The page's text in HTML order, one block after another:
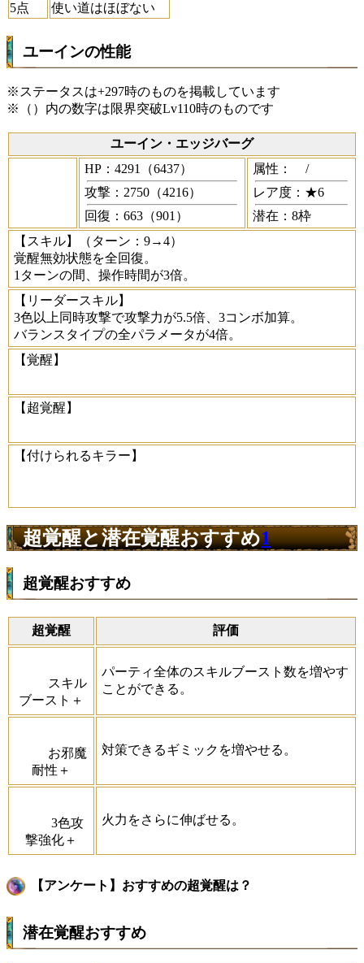
5点
使い道はほぼない
ユーインの性能
※ステータスは+297時のものを掲載しています
※（）内の数字は限界突破Lv110時のものです
ユーイン・エッジバーグ
HP：4291（6437）
攻撃：2750（4216）
回復：663（901）
属性：
/
レア度：★6
潜在：8枠
【スキル】
（ターン：9→4）
覚醒無効状態を全回復。
1ターンの間、操作時間が3倍。
【リーダースキル】
3色以上同時攻撃で攻撃力が5.5倍、3コンボ加算。
バランスタイプの全パラメータが4倍。
【覚醒】
【超覚醒】
【付けられるキラー】
超覚醒と潜在覚醒おすすめ1
超覚醒おすすめ
超覚醒 評価
スキル
ブースト＋
パーティ全体のスキルブースト数を増やす
ことができる。
お邪魔
耐性＋
対策できるギミックを増やせる。
3色攻
撃強化＋
火力をさらに伸ばせる。
【アンケート】おすすめの超覚醒は？
潜在覚醒おすすめ